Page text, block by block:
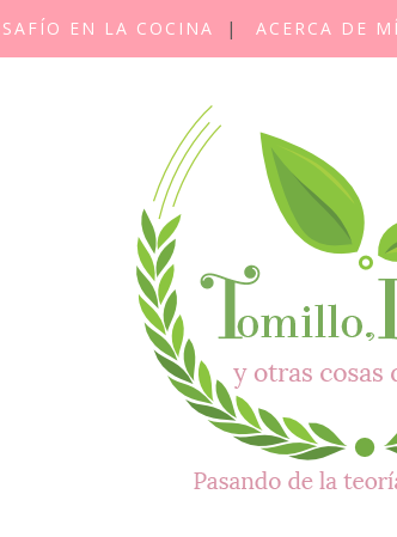
EN LA COCINA ACERCA DE MÍ